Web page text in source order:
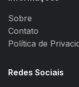
Sobre
Contato
Política de
Redes Sociais